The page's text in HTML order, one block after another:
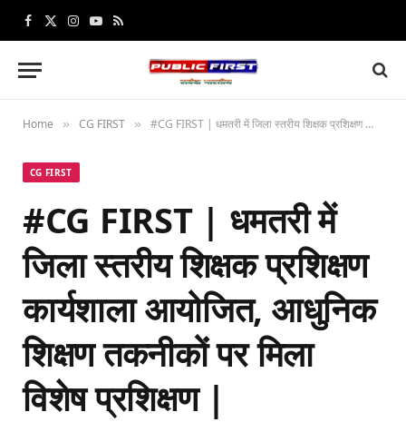
Facebook
X
Instagram
YouTube
RSS
Home » CG FIRST » #CG FIRST | धमतरी में जिला स्तरीय शिक्षक प्रशिक्षण कार्यशाला आयोजित, आधुनिक शिक्षण तकनीकों पर मिला विशेष प्रशिक्षण |
CG FIRST
#CG FIRST | धमतरी में
जिला स्तरीय शिक्षक प्रशिक्षण
कार्यशाला आयोजित, आधुनिक
शिक्षण तकनीकों पर मिला
विशेष प्रशिक्षण |